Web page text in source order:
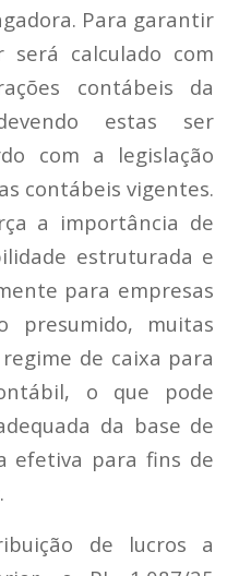
Para garantir
será calculado com
contábeis da
estas ser
com a legislação
contábeis vigentes.
a importância de
estruturada e
para empresas
presumido, muitas
de caixa para
o que pode
da base de
efetiva para fins de
de lucros a